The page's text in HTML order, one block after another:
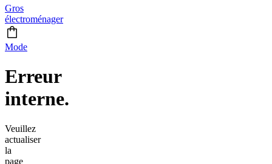
Gros
électroménager
Mode
Erreur
interne.
Veuillez
actualiser
la
page